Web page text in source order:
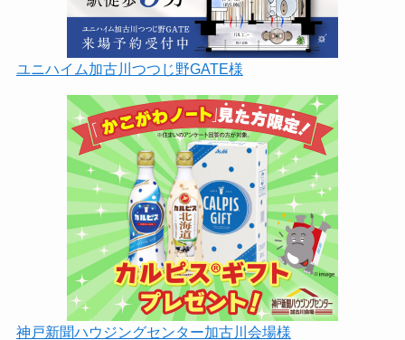
ユニハイム加古川つつじ野GATE様
神戸新聞ハウジングセンター加古川会場様